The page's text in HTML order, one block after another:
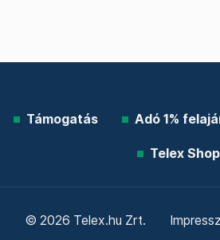
Támogatás Adó 1%
Telex Shop
© 2026 Telex.hu Zrt.